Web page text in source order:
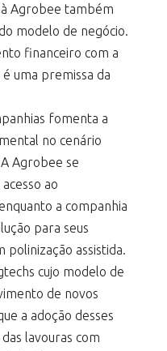
Agrobee também
modelo de negócio.
financeiro com a
uma premissa da
fomenta a
no cenário
Agrobee se
ao
a companhia
para seus
polinização assistida.
cujo modelo de
de novos
a adoção desses
lavouras com